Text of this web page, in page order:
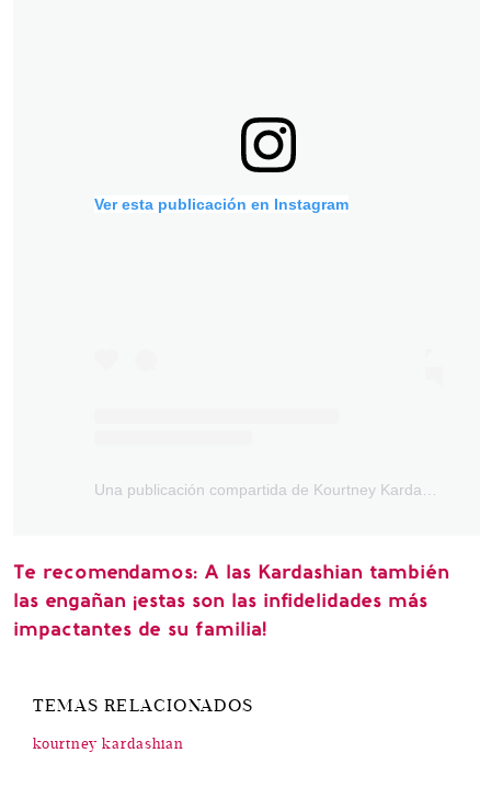
Ver esta publicación en Instagram
Te recomendamos: A las Kardashian también
las engañan ¡estas son las infidelidades más
impactantes de su familia!
TEMAS RELACIONADOS
kourtney kardashian